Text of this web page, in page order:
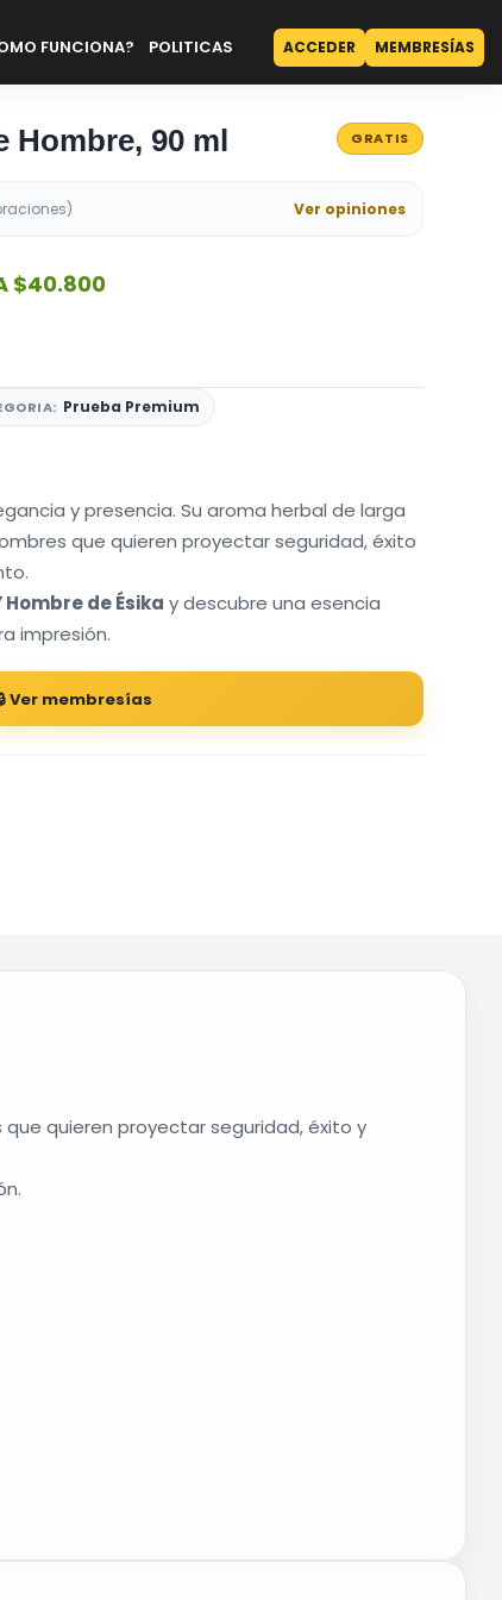
FUNCIONA? POLITICAS ACCEDER MEMBRESÍAS
Hombre, 90 ml GRATIS
Ver opiniones
$40.800
Prueba Premium
y presencia. Su aroma herbal de larga
que quieren proyectar seguridad, éxito
Hombre deÉsika y descubre una esencia
impresión.
Ver membresías
quieren proyectar seguridad, éxito y